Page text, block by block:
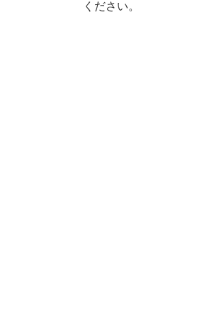
ください。